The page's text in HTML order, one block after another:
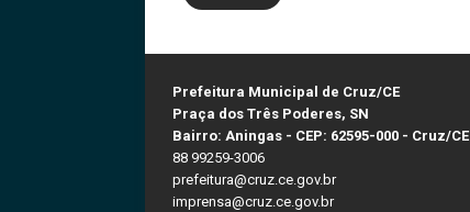
Prefeitura Municipal de Cruz/CE
Praça dos Três Poderes, SN
Bairro: Aningas - CEP: 62595-000 - Cruz/CE
88 99259-3006
prefeitura@cruz.ce.gov.br
imprensa@cruz.ce.gov.br